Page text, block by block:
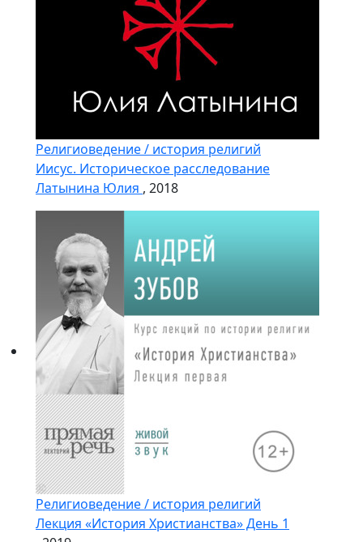
Религиоведение / история религий
Иисус. Историческое расследование
Латынина Юлия , 2018
Религиоведение / история религий
Лекция «История Христианства» День 1